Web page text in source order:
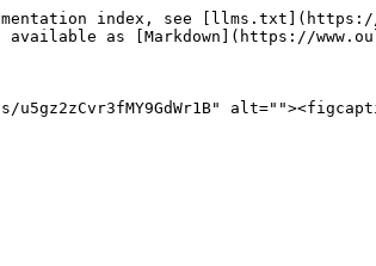
index, see [llms.txt](https://
as [Markdown](https://